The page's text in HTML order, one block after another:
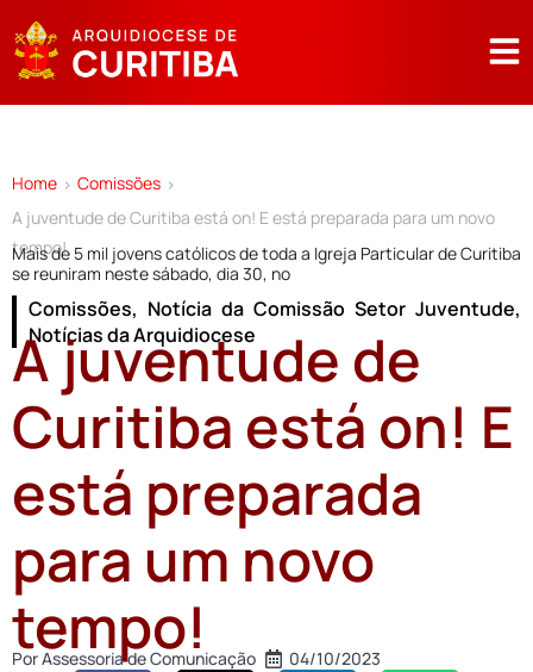
Home > Comissões >
A juventude de Curitiba está on! E está preparada para um novo
tempo!
Mais de 5 mil jovens católicos de toda a Igreja Particular de Curitiba
se reuniram neste sábado, dia 30, no
Comissões, Notícia da Comissão Setor Juventude,
Notícias da Arquidiocese
A juventude de
Curitiba está on! E
está preparada
para um novo
tempo!
PorAssessoria de Comunicação 04/10/2023